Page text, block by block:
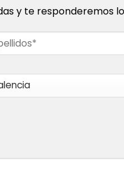
y te responderemos